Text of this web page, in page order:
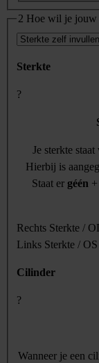
2 Hoe wil je jouw
Sterkte
?
Je sterkte
Hierbij is
Staat er géén
Rechts Sterkte /
Links Sterkte / OS
Cilinder
?
Wanneer je een